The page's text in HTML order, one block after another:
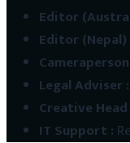
Editor
Editor (Nepal)
Cameraperson
Legal Adviser:
Creative Head
IT Support :